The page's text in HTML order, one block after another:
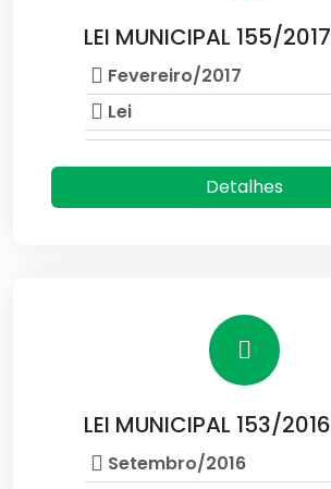
LEI MUNICIPAL 155/2017
Fevereiro/2017
Lei
Detalhes
LEI MUNICIPAL 153/2016
Setembro/2016